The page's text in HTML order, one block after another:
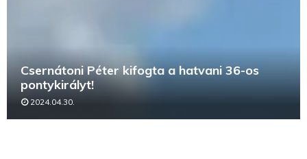
Csernátoni Péter kifogta a hatvani 36-os
pontykirályt!
2024.04.30.